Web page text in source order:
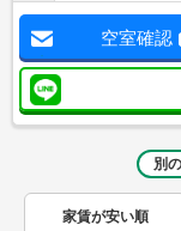
空室確認
別
家賃が安い順